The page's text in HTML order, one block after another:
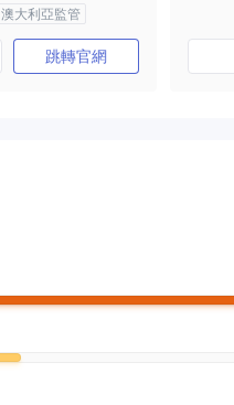
澳大利亞監管
主標MT4
跳轉官網